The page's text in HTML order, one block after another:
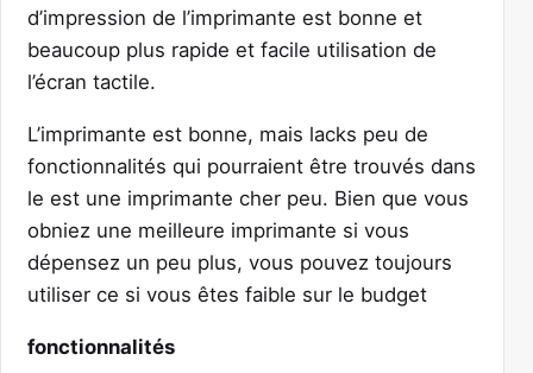
d’impression de l’imprimante est bonne et
beaucoup plus rapide et facile utilisation de
l’écran tactile.
L’imprimante est bonne, mais lacks peu de
fonctionnalités qui pourraient être trouvés dans
le est une imprimante cher peu. Bien que vous
obniez une meilleure imprimante si vous
dépensez un peu plus, vous pouvez toujours
utiliser ce si vous êtes faible sur le budget
fonctionnalités